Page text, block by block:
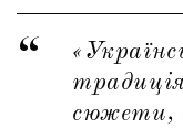
сюжети,